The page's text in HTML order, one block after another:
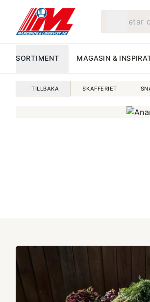
SORTIMENT MAGASIN &
TILLBAKA SKAFFERIET